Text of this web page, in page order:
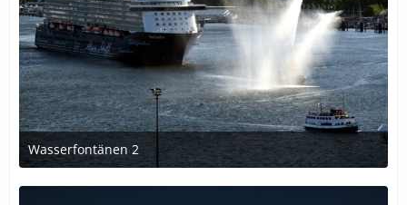
Wasserfontänen 2
17. Dezember 2016 um 18:41